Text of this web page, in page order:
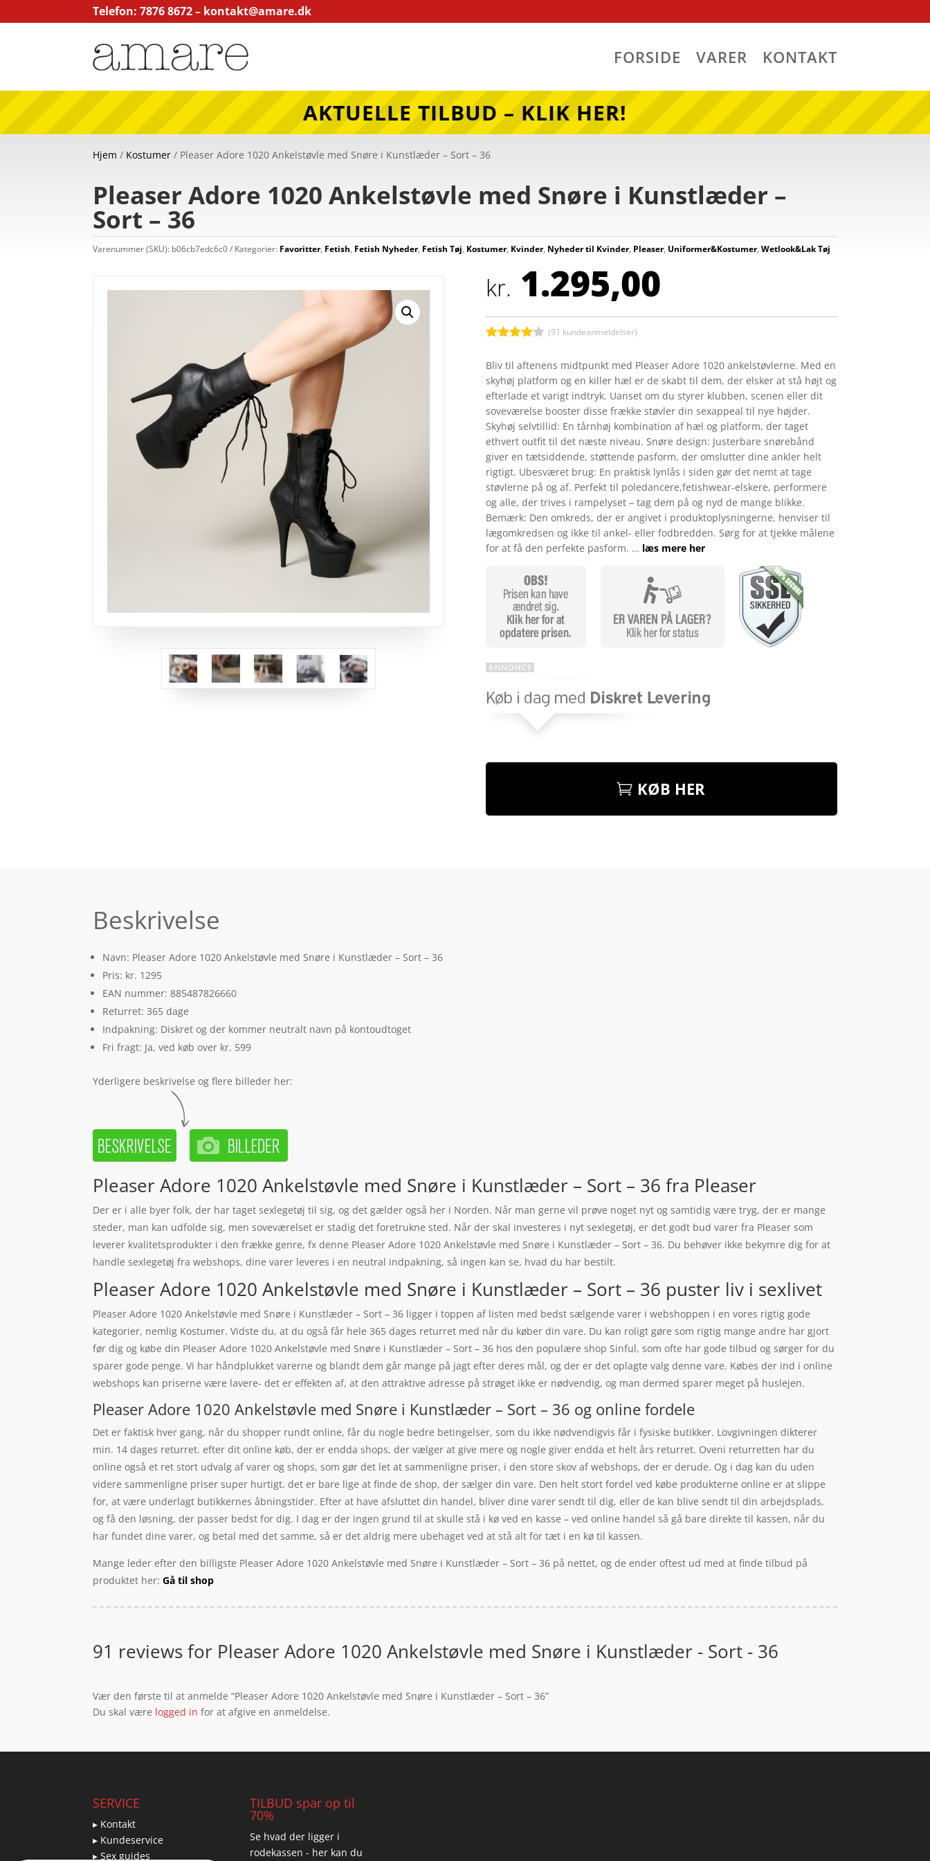
Telefon: 7876 8672 – kontakt@amare.dk
FORSIDE VARER KONTAKT
AKTUELLE TILBUD – KLIK HER!
Hjem / Kostumer / Pleaser Adore 1020 Ankelstøvle med Snøre i Kunstlæder – Sort – 36
Pleaser Adore 1020 Ankelstøvle med Snøre i Kunstlæder –
Sort – 36
Varenummer (SKU): b06cb7edc6c0 Kategorier: Favoritter, Fetish, Fetish Nyheder, Fetish Tøj, Kostumer, Kvinder, Nyheder til Kvinder, Pleaser, Uniformer&Kostumer,Wetlook&Lak Tøj
kr. 1.295,00
ud af 5
baseret
på
kundebedø
mmelser
(91 kundeanmeldelser)
Bliv til aftenens midtpunkt med Pleaser Adore 1020 ankelstøvlerne. Med en
skyhøj platform og en killer hæl er de skabt til dem, der elsker at stå højt og
efterlade et varigt indtryk. Uanset om du styrer klubben, scenen eller dit
soveværelse booster disse frække støvler din sexappeal til nye højder.
Skyhøj selvtillid: En tårnhøj kombination af hæl og platform, der taget
ethvert outfit til det næste niveau. Snøre design: Justerbare snørebånd
giver en tætsiddende, støttende pasform, der omslutter dine ankler helt
rigtigt. Ubesværet brug: En praktisk lynlås i siden gør det nemt at tage
støvlerne på og af. Perfekt til poledancere,fetishwear-elskere, performere
og alle, der trives i rampelyset – tag dem på og nyd de mange blikke.
Bemærk: Den omkreds, der er angivet i produktoplysningerne, henviser til
lægomkredsen og ikke til ankel- eller fodbredden. Sørg for at tjekke målene
for at få den perfekte pasform. … læs mere her
KØB HER
Beskrivelse
Navn: Pleaser Adore 1020 Ankelstøvle med Snøre i Kunstlæder – Sort – 36
Pris: kr. 1295
EAN nummer: 885487826660
Returret: 365 dage
Indpakning: Diskret og der kommer neutralt navn på kontoudtoget
Fri fragt: Ja, ved køb over kr. 599
Yderligere beskrivelse og flere billeder her:
Pleaser Adore 1020 Ankelstøvle med Snøre i Kunstlæder – Sort – 36 fra Pleaser
Der er i alle byer folk, der har taget sexlegetøj til sig, og det gælder også her i Norden. Når man gerne vil prøve noget nyt og samtidig være tryg, der er mange
steder, man kan udfolde sig, men soveværelset er stadig det foretrukne sted. Når der skal investeres i nyt sexlegetøj, er det godt bud varer fra Pleaser som
leverer kvalitetsprodukter i den frække genre, fx denne Pleaser Adore 1020 Ankelstøvle med Snøre i Kunstlæder – Sort – 36. Du behøver ikke bekymre dig for at
handle sexlegetøj fra webshops, dine varer leveres i en neutral indpakning, så ingen kan se, hvad du har bestilt.
Pleaser Adore 1020 Ankelstøvle med Snøre i Kunstlæder – Sort – 36 puster liv i sexlivet
Pleaser Adore 1020 Ankelstøvle med Snøre i Kunstlæder – Sort – 36 ligger i toppen af listen med bedst sælgende varer i webshoppen i en vores rigtig gode
kategorier, nemlig Kostumer. Vidste du, at du også får hele 365 dages returret med når du køber din vare. Du kan roligt gøre som rigtig mange andre har gjort
før dig og købe din Pleaser Adore 1020 Ankelstøvle med Snøre i Kunstlæder – Sort – 36 hos den populære shop Sinful, som ofte har gode tilbud og sørger for du
sparer gode penge. Vi har håndplukket varerne og blandt dem går mange på jagt efter deres mål, og der er det oplagte valg denne vare. Købes der ind i online
webshops kan priserne være lavere- det er effekten af, at den attraktive adresse på strøget ikke er nødvendig, og man dermed sparer meget på huslejen.
Pleaser Adore 1020 Ankelstøvle med Snøre i Kunstlæder – Sort – 36 og online fordele
Det er faktisk hver gang, når du shopper rundt online, får du nogle bedre betingelser, som du ikke nødvendigvis får i fysiske butikker. Lovgivningen dikterer
min. 14 dages returret. efter dit online køb, der er endda shops, der vælger at give mere og nogle giver endda et helt års returret. Oveni returretten har du
online også et ret stort udvalg af varer og shops, som gør det let at sammenligne priser, i den store skov af webshops, der er derude. Og i dag kan du uden
videre sammenligne priser super hurtigt, det er bare lige at finde de shop, der sælger din vare. Den helt stort fordel ved købe produkterne online er at slippe
for, at være underlagt butikkernes åbningstider. Efter at have afsluttet din handel, bliver dine varer sendt til dig, eller de kan blive sendt til din arbejdsplads,
og få den løsning, der passer bedst for dig. I dag er der ingen grund til at skulle stå i kø ved en kasse – ved online handel så gå bare direkte til kassen, når du
har fundet dine varer, og betal med det samme, så er det aldrig mere ubehaget ved at stå alt for tæt i en kø til kassen.
Mange leder efter den billigste Pleaser Adore 1020 Ankelstøvle med Snøre i Kunstlæder – Sort – 36 på nettet, og de ender oftest ud med at finde tilbud på
produktet her:Gå til shop
91 reviews for Pleaser Adore 1020 Ankelstøvle med Snøre i Kunstlæder - Sort - 36
Vær den første til at anmelde “Pleaser Adore 1020 Ankelstøvle med Snøre i Kunstlæder – Sort – 36”
Du skal være logged in for at afgive en anmeldelse.
SERVICE
▸ Kontakt
▸ Kundeservice
▸ Sex guides
TILBUD spar op til
70%
Se hvad der ligger i
rodekassen - her kan du